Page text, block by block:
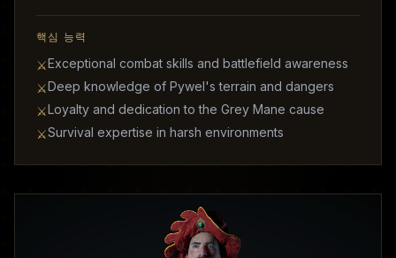
핵심 능력
⚔Exceptional combat skills and battlefield awareness
⚔Deep knowledge of Pywel's terrain and dangers
⚔Loyalty and dedication to the Grey Mane cause
⚔Survival expertise in harsh environments